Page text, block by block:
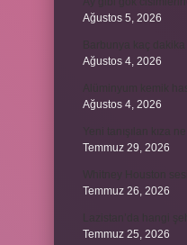
Ağustos 5, 2026
Ağustos 4, 2026
Ağustos 4, 2026
Temmuz 29, 2026
Temmuz 26, 2026
Temmuz 25, 2026